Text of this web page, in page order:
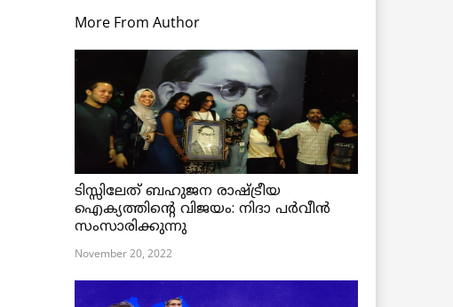
More From Author
ടിസ്സിലേത് ബഹുജന രാഷ്ട്രീയ
ഐക്യത്തിന്റെ വിജയം: നിദാ പർവീൻ
സംസാരിക്കുന്നു
November 20, 2022